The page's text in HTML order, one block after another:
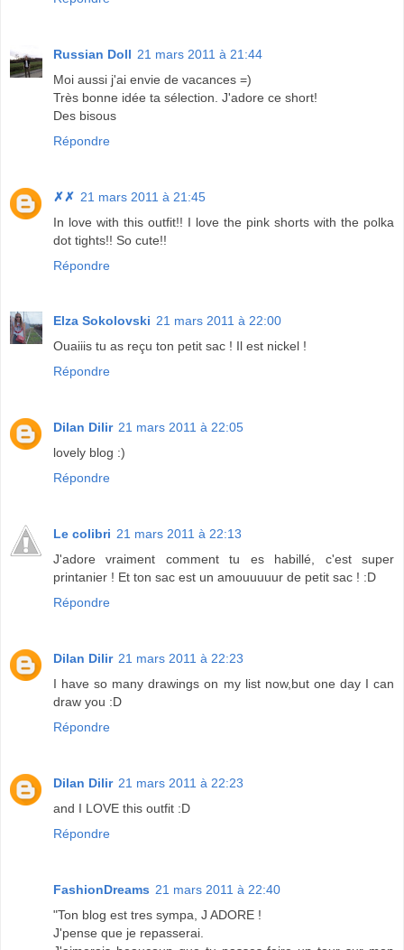
Russian Doll 21 mars 2011 à 21:44
Moi aussi j'ai envie de vacances =)
Très bonne idée ta sélection. J'adore ce short!
Des bisous
Répondre
✗✗ 21 mars 2011 à 21:45
In love with this outfit!! I love the pink shorts with the polka
dot tights!! So cute!!
Répondre
Elza Sokolovski 21 mars 2011 à 22:00
Ouaiiis tu as reçu ton petit sac ! Il est nickel !
Répondre
Dilan Dilir 21 mars 2011 à 22:05
lovely blog :)
Répondre
Le colibri 21 mars 2011 à 22:13
J'adore vraiment comment tu es habillé, c'est super
printanier ! Et ton sac est un amouuuuur de petit sac ! :D
Répondre
Dilan Dilir 21 mars 2011 à 22:23
I have so many drawings on my list now,but one day I can
draw you :D
Répondre
Dilan Dilir 21 mars 2011 à 22:23
and I LOVE this outfit :D
Répondre
FashionDreams 21 mars 2011 à 22:40
"Ton blog est tres sympa, J ADORE !
J'pense que je repasserai.